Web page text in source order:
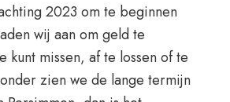
2023 om te beginnen
wij aan om geld te
kunt missen, af te lossen of te
zien we de lange termijn